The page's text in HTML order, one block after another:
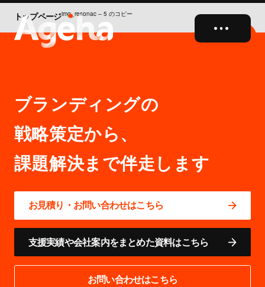
close
トップページimg_resonac – 5 のコピー
ブランディングの
戦略策定から、
お見積り・お問い合わせはこちら
支援実績や会社案内をまとめた資料はこちら
お問い合わせはこちら